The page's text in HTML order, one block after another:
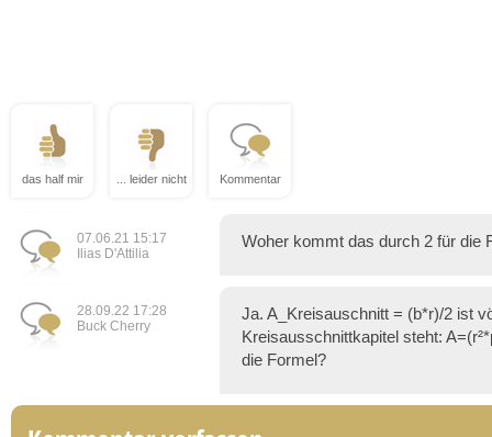
das half mir ... leider nicht Kommentar
07.06.21 15:17
Ilias D'Attilia
Woher kommt das durch 2 für die
28.09.22 17:28
Buck Cherry
Ja. A_Kreisauschnitt = (b*r)/2 ist
Kreisausschnittkapitel steht:
die Formel?